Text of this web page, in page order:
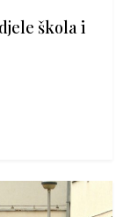
škola i